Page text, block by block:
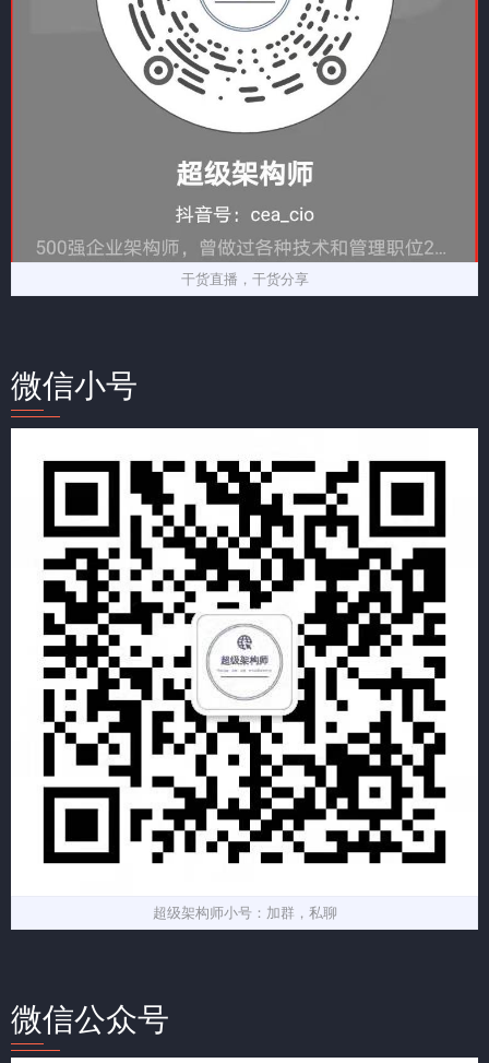
干货直播，干货分享
微信小号
超级架构师小号：加群，私聊
微信公众号